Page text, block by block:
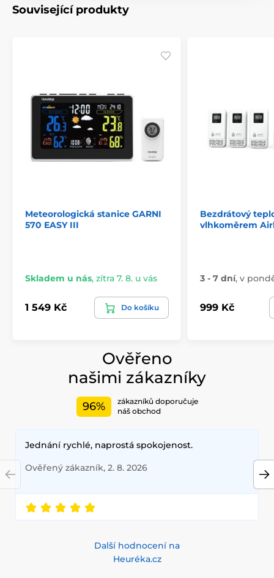
Související produkty
Meteorologická stanice GARNI
570 EASY III
Skladem u nás, zítra 7. 8. u vás
1 549 Kč Do košíku
Bezdrátový
vlhkoměrem
3 - 7 dní, v
999 Kč
Ověřeno
našimi zákazníky
96%
zákazníků doporučuje
náš obchod
Jednání rychlé, naprostá spokojenost.
Ověřený zákazník, 2. 8. 2026
Další hodnocení na
Heuréka.cz